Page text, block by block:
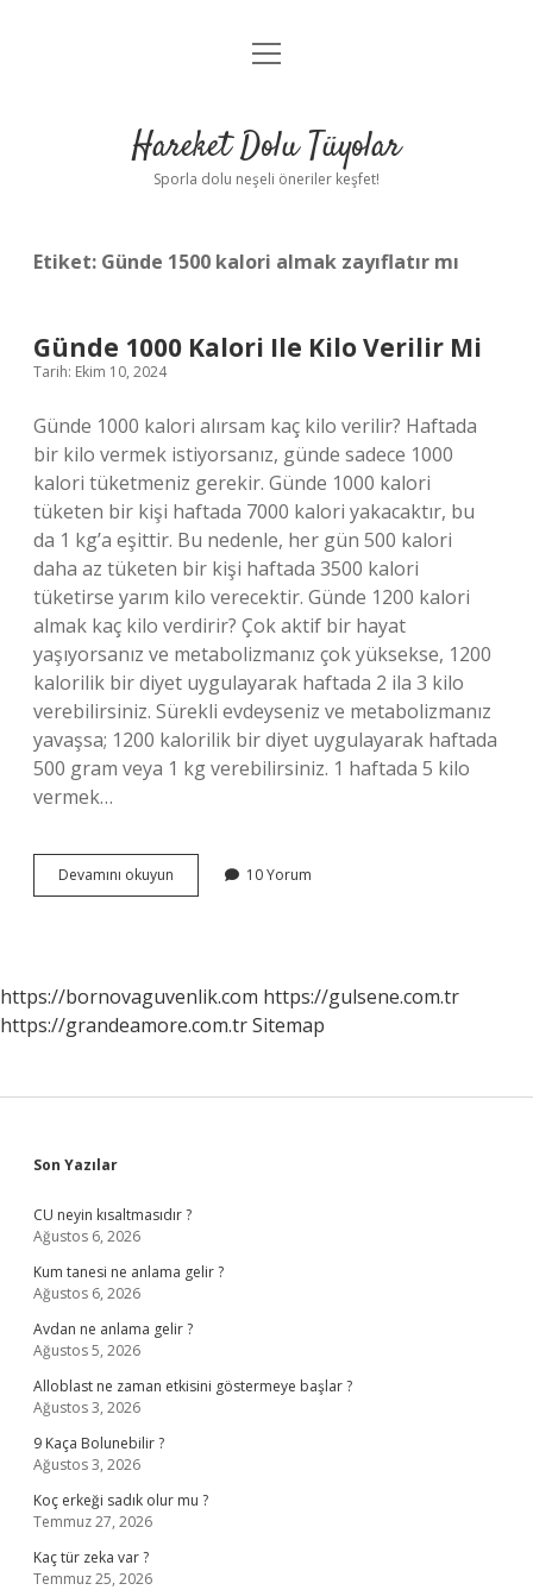
Anasayfa
Yasal Uyarı
menüyü
Hareket Dolu Tüyolar
Sporla dolu neşeli öneriler keşfet!
Etiket: Günde 1500 kalori almak zayıflatır mı
Günde 1000 Kalori Ile Kilo Verilir Mi
Tarih: Ekim 10, 2024
Günde 1000 kalori alırsam kaç kilo verilir? Haftada
bir kilo vermek istiyorsanız, günde sadece 1000
kalori tüketmeniz gerekir. Günde 1000 kalori
tüketen bir kişi haftada 7000 kalori yakacaktır, bu
da 1 kg’a eşittir. Bu nedenle, her gün 500 kalori
daha az tüketen bir kişi haftada 3500 kalori
tüketirse yarım kilo verecektir. Günde 1200 kalori
almak kaç kilo verdirir? Çok aktif bir hayat
yaşıyorsanız ve metabolizmanız çok yüksekse, 1200
kalorilik bir diyet uygulayarak haftada 2 ila 3 kilo
verebilirsiniz. Sürekli evdeyseniz ve metabolizmanız
yavaşsa; 1200 kalorilik bir diyet uygulayarak haftada
500 gram veya 1 kg verebilirsiniz. 1 haftada 5 kilo
vermek…
Devamını okuyun
1000
Mi
10 Yorum
https://bornovaguvenlik.com https://gulsene.com.tr
https://grandeamore.com.trSitemap
Sidebar
Son Yazılar
CU neyin kısaltmasıdır ?
Ağustos 6, 2026
Kum tanesi ne anlama gelir ?
Ağustos 6, 2026
Avdan ne anlama gelir ?
Ağustos 5, 2026
Alloblast ne zaman etkisini göstermeye başlar ?
Ağustos 3, 2026
9 Kaça Bolunebilir ?
Ağustos 3, 2026
Koç erkeği sadık olur mu ?
Temmuz 27, 2026
Kaç tür zeka var ?
Temmuz 25, 2026